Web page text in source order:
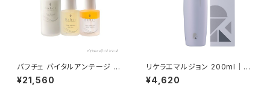
バフチェ バイタルアンテージ 年
齢肌 基本3点セット （CMCミル
ク／スキンセラム／2層オイル）
¥21,560
リケラエマルジョン 200ml｜乾
燥・パサつき・広がりが気になる
髪に正規品、送料無料
¥4,620